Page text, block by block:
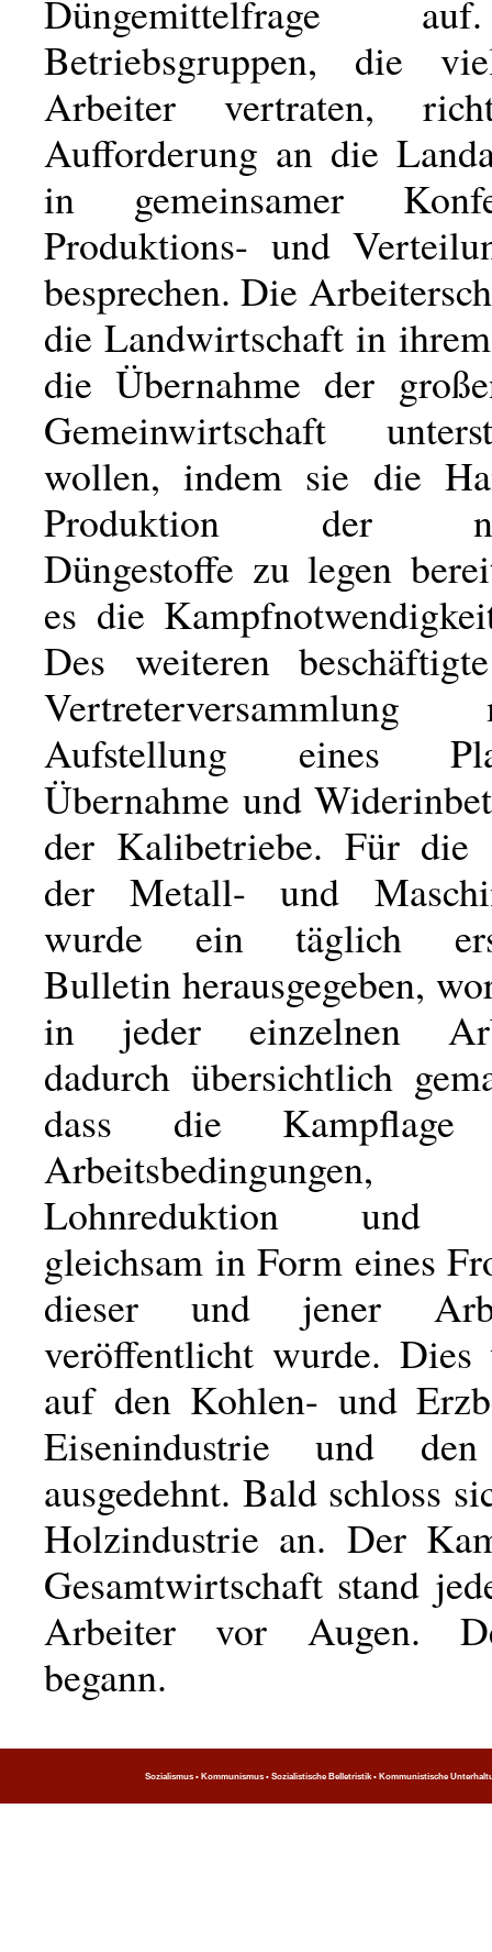
Düngemittelfrage
Betriebsgruppen, die
Arbeiter vertraten,
Aufforderung an die
in gemeinsamer
Produktions- und
besprechen. Die
die Landwirtschaft in
die Übernahme der
Gemeinwirtschaft
wollen, indem sie die
Produktion der
Düngestoffe zu legen
es die
Des weiteren
Aufstellung eines
Übernahme und
der Kalibetriebe. Für die
der Metall- und
wurde ein täglich
Bulletin herausgegeben,
in jeder einzelnen
dadurch übersichtlich
dass die
Arbeitsbedingungen,
Lohnreduktion und
gleichsam in Form eines
dieser und jener
veröffentlicht wurde. Dies
auf den Kohlen- und
Eisenindustrie und
ausgedehnt. Bald schloss
Holzindustrie an. Der
Gesamtwirtschaft stand
Arbeiter vor Augen.
begann.
Sozialismus • Kommunismus • Sozialistische Belletristik • Kommunistische